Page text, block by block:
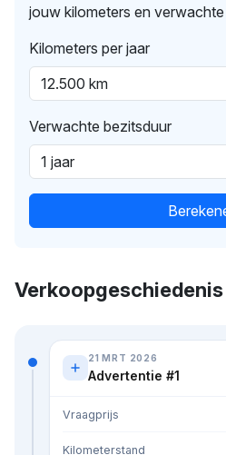
jouw kilometers en
Kilometers per jaar
Verwachte bezitsduur
Verkoopgeschiedenis
21 MRT 2026
Advertentie #1
Vraagprijs
Kilometerstand